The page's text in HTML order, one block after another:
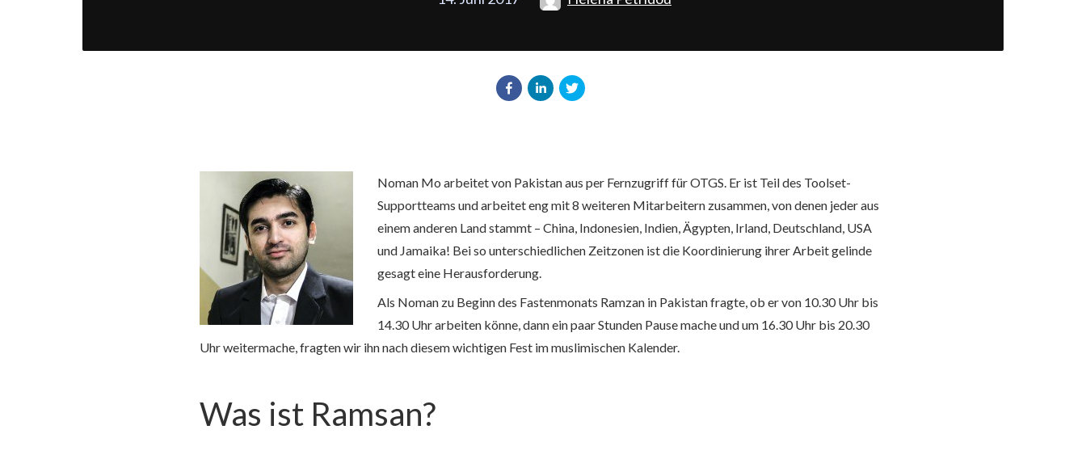
Noman Mo arbeitet von Pakistan aus per Fernzugriff für OTGS. Er ist Teil des Toolset-
Supportteams und arbeitet eng mit 8 weiteren Mitarbeitern zusammen, von denen jeder aus
einem anderen Land stammt – China, Indonesien, Indien, Ägypten, Irland, Deutschland, USA
und Jamaika! Bei so unterschiedlichen Zeitzonen ist die Koordinierung ihrer Arbeit gelinde
gesagt eine Herausforderung.
Als Noman zu Beginn des Fastenmonats Ramzan in Pakistan fragte, ob er von 10.30 Uhr bis
14.30 Uhr arbeiten könne, dann ein paar Stunden Pause mache und um 16.30 Uhr bis 20.30
Uhr weitermache, fragten wir ihn nach diesem wichtigen Fest im muslimischen Kalender.
Was ist Ramsan?